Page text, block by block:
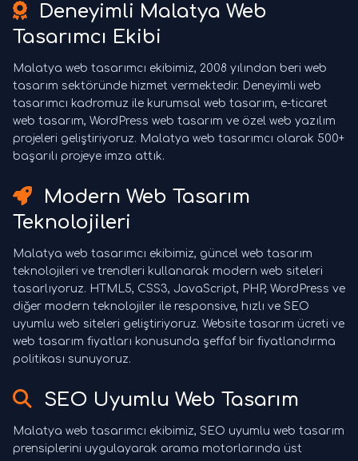
Deneyimli Malatya Web
Tasarımcı Ekibi
Malatya web tasarımcı ekibimiz, 2008 yılından beri web
tasarım sektöründe hizmet vermektedir. Deneyimli web
tasarımcı kadromuz ile kurumsal web tasarım, e-ticaret
web tasarım, WordPress web tasarım ve özel web yazılım
projeleri geliştiriyoruz. Malatya web tasarımcı olarak 500+
başarılı projeye imza attık.
Modern Web Tasarım
Teknolojileri
Malatya web tasarımcı ekibimiz, güncel web tasarım
teknolojileri ve trendleri kullanarak modern web siteleri
tasarlıyoruz. HTML5, CSS3, JavaScript, PHP, WordPress ve
diğer modern teknolojiler ile responsive, hızlı ve SEO
uyumlu web siteleri geliştiriyoruz. Website tasarım ücreti ve
web tasarım fiyatları konusunda şeffaf bir fiyatlandırma
politikası sunuyoruz.
SEO Uyumlu Web Tasarım
Malatya web tasarımcı ekibimiz, SEO uyumlu web tasarım
prensiplerini uygulayarak arama motorlarında üst